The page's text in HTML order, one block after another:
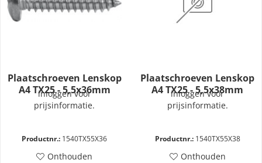
Plaatschroeven Lenskop
A4 TX25 - 5,5x36mm
inloggen voor
prijsinformatie.
Productnr.: 1540TX55X36
Onthouden
Plaatschroeven Lenskop
A4 TX25 - 5,5x38mm
inloggen voor
prijsinformatie.
Productnr.:1540TX55X38
Onthouden